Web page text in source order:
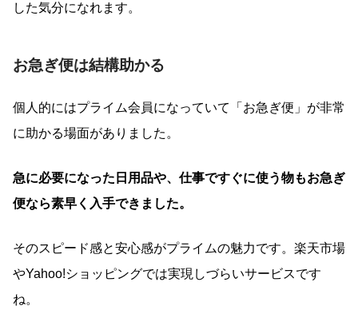
した気分になれます。
お急ぎ便は結構助かる
個人的にはプライム会員になっていて「お急ぎ便」が非常
に助かる場面がありました。
急に必要になった日用品や、仕事ですぐに使う物もお急ぎ
便なら素早く入手できました。
そのスピード感と安心感がプライムの魅力です。楽天市場
やYahoo!ショッピングでは実現しづらいサービスです
ね。